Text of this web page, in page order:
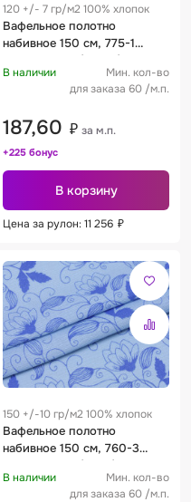
120 +/- 7 гр/м2 100% хлопок
Вафельное полотно
набивное 150 см, 775-1
Винтаж 120 +/- 10 г/м2
В наличии
Мин. кол-во
для заказа 60 /м.п.
187,60 ₽ за м.п.
+225 бонус
В корзину
Цена за рулон: 11 256 ₽
150 +/-10 гр/м2 100% хлопок
Вафельное полотно
набивное 150 см, 760-3
Бутоны 150 +/- 9 г/м2
В наличии
Мин. кол-во
для заказа 60 /м.п.